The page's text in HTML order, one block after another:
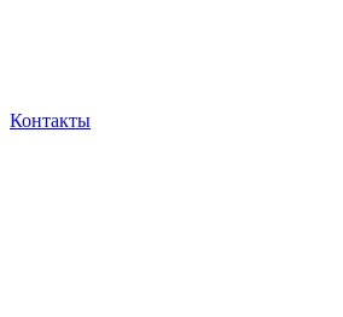
Контакты